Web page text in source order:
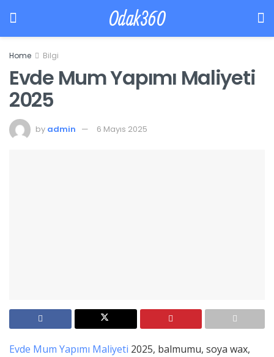
Odak360
Home Bilgi
Evde Mum Yapımı Maliyeti
2025
by admin 6 Mayıs 2025
Evde Mum Yapımı Maliyeti 2025, balmumu, soya wax,